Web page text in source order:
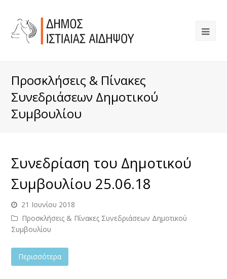
Προσκλήσεις & Πίνακες
Συνεδριάσεων Δημοτικού
Συμβουλίου
Συνεδρίαση του Δημοτικού
Συμβουλίου 25.06.18
21 Ιουνίου 2018
Προσκλήσεις & Πίνακες Συνεδριάσεων Δημοτικού
Συμβουλίου
Περισσότερα